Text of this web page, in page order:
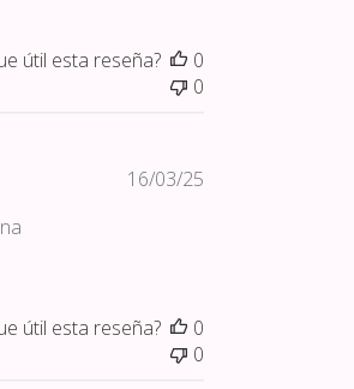
útil esta reseña?
0
0
Fecha
16/03/25
útil esta reseña?
0
0